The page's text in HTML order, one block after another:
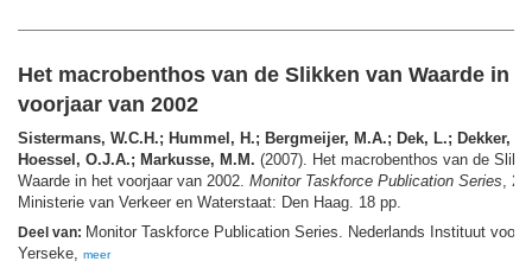
Het macrobenthos van de Slikken van Waarde in
voorjaar van 2002
Sistermans, W.C.H.; Hummel, H.; Bergmeijer, M.A.; Dek, L.; Dekker,
Hoessel, O.J.A.; Markusse, M.M. (2007). Het macrobenthos van de
Waarde in het voorjaar van 2002. Monitor Taskforce Publication Series ,
Ministerie van Verkeer en Waterstaat: Den Haag. 18 pp.
Deel van: Monitor Taskforce Publication Series. Nederlands Instituut voor
Yerseke,
meer